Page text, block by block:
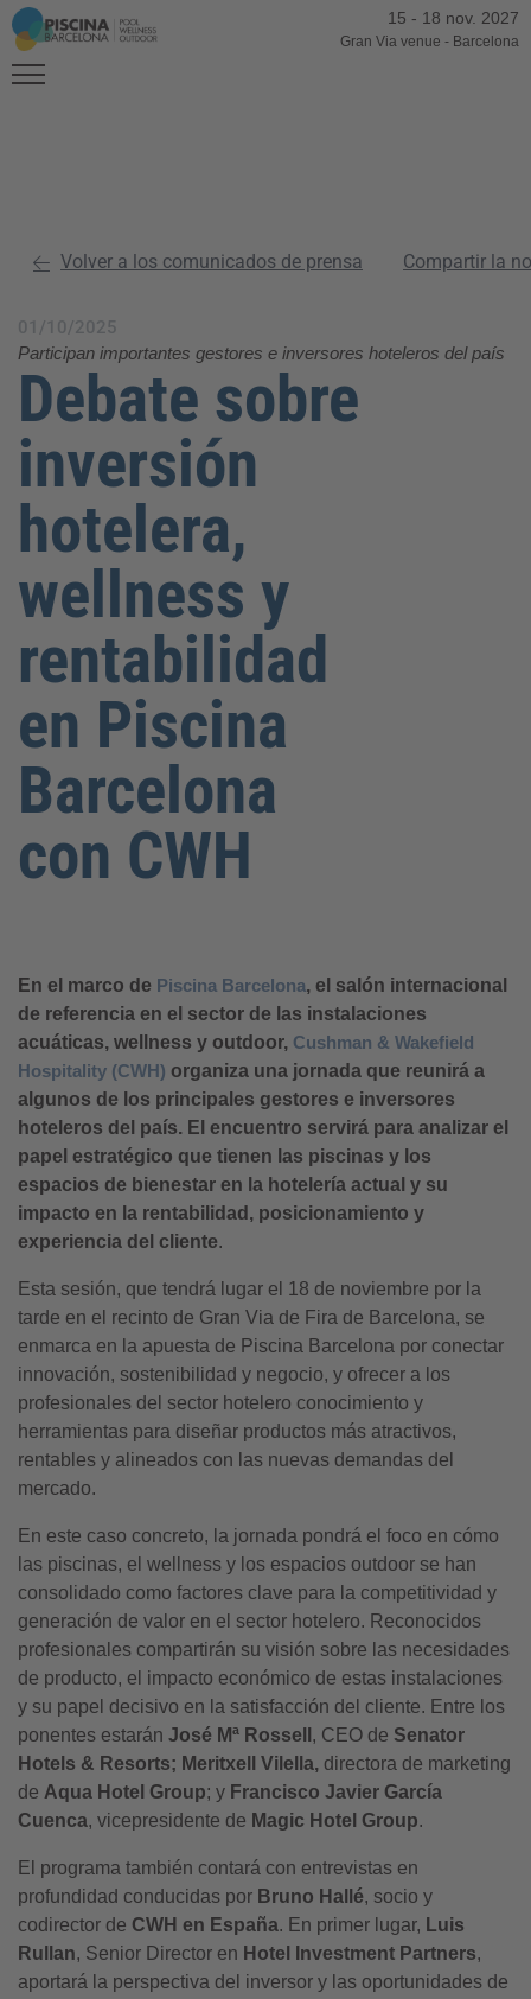
15 - 18 nov. 2027
Gran Via venue - Barcelona
Volver a los comunicados de prensa Compartir la
01/10/2025
Participan importantes gestores e inversores hoteleros del país
Debate sobre
inversión
hotelera,
wellness y
rentabilidad
en Piscina
Barcelona
con CWH
En el marco de Piscina Barcelona, el salón internacional
de referencia en el sector de las instalaciones
acuáticas, wellness y outdoor, Cushman & Wakefield
Hospitality (CWH) organiza una jornada que reunirá a
algunos de los principales gestores e inversores
hoteleros del país. El encuentro servirá para analizar el
papel estratégico que tienen las piscinas y los
espacios de bienestar en la hotelería actual y su
impacto en la rentabilidad, posicionamiento y
experiencia del cliente.
Esta sesión, que tendrá lugar el 18 de noviembre por la
tarde en el recinto de Gran Via de Fira de Barcelona, se
enmarca en la apuesta de Piscina Barcelona por conectar
innovación, sostenibilidad y negocio, y ofrecer a los
profesionales del sector hotelero conocimiento y
herramientas para diseñar productos más atractivos,
rentables y alineados con las nuevas demandas del
mercado.
En este caso concreto, la jornada pondrá el foco en cómo
las piscinas, el wellness y los espacios outdoor se han
consolidado como factores clave para la competitividad y
generación de valor en el sector hotelero. Reconocidos
profesionales compartirán su visión sobre las necesidades
de producto, el impacto económico de estas instalaciones
y su papel decisivo en la satisfacción del cliente. Entre los
ponentes estarán José Mª Rossell , CEO de Senator
Hotels & Resorts; Meritxell Vilella, directora de marketing
de Aqua Hotel Group; y Francisco Javier García
Cuenca, vicepresidente de Magic Hotel Group.
El programa también contará con entrevistas en
profundidad conducidas por Bruno Hallé, socio y
codirector de CWH en España. En primer lugar, Luis
Rullan, Senior Director en Hotel Investment Partners,
aportará la perspectiva del inversor y las oportunidades de